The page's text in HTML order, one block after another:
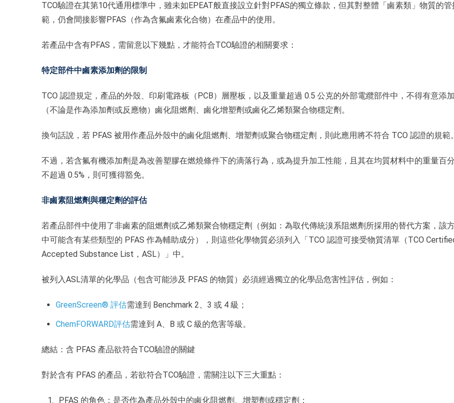
TCO驗證在其第10代通用標準中，雖未如EPEAT般直接設立針對PFAS的獨立條款，但其對整體「鹵素類」物質的管
範，仍會間接影響PFAS（作為含氟鹵素化合物）在產品中的使用。
若產品中含有PFAS，需留意以下幾點，才能符合TCO驗證的相關要求：
特定部件中鹵素添加劑的限制
TCO 認證規定，產品的外殼、印刷電路板（PCB）層壓板，以及重量超過 0.5 公克的外部電纜部件中，不得有意添
（不論是作為添加劑或反應物）鹵化阻燃劑、鹵化增塑劑或鹵化乙烯類聚合物穩定劑。
換句話說，若 PFAS 被用作產品外殼中的鹵化阻燃劑、增塑劑或聚合物穩定劑，則此應用將不符合 TCO 認證的規範
不過，若含氟有機添加劑是為改善塑膠在燃燒條件下的滴落行為，或為提升加工性能，且其在均質材料中的重量百
不超過 0.5%，則可獲得豁免。
非鹵素阻燃劑與穩定劑的評估
若產品部件中使用了非鹵素的阻燃劑或乙烯類聚合物穩定劑（例如：為取代傳統溴系阻燃劑所採用的替代方案，該
中可能含有某些類型的 PFAS 作為輔助成分），則這些化學物質必須列入「TCO 認證可接受物質清單（TCO
Accepted Substance List，ASL）」中。
被列入ASL清單的化學品（包含可能涉及 PFAS 的物質）必須經過獨立的化學品危害性評估，例如：
GreenScreen® 評估需達到 Benchmark 2、3 或 4 級；
ChemFORWARD評估需達到 A、B 或 C 級的危害等級。
總結：含 PFAS 產品欲符合TCO驗證的關鍵
對於含有 PFAS 的產品，若欲符合TCO驗證，需關注以下三大重點：
PFAS 的角色：是否作為產品外殼中的鹵化阻燃劑、增塑劑或穩定劑；